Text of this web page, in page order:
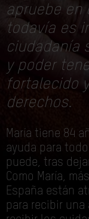
apruebe en
todavía es
ciudadanía
y poder
fortalecido
derechos.
María tiene 84
ayuda para
puede, tras
Como María,
España están
para recibir una